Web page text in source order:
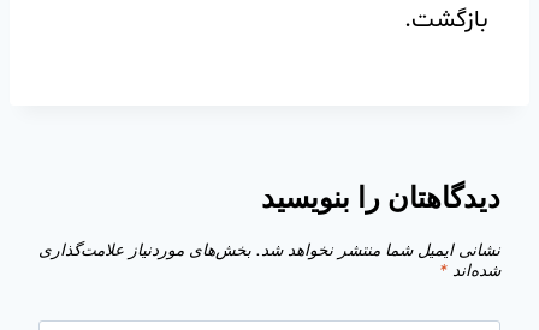
بازگشت.
دیدگاهتان را بنویسید
نشانی ایمیل شما منتشر نخواهد شد. بخش‌های موردنیاز علامت‌گذاری
شده‌اند *